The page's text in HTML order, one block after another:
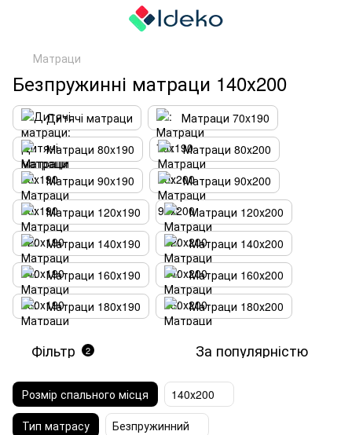
Матраци
Безпружинні матраци 140х200
Дитячі матраци
Матраци 70x190
Матраци 80x190
Матраци 80х200
Матраци 90x190
Матраци 90х200
Матраци 120х190
Матраци 120х200
Матраци 140х190
Матраци 140х200
Матраци 160х190
Матраци 160х200
Матраци 180х190
Матраци 180х200
Фільтр 2 За популярністю
Розмір спального місця
140х200
Тип матрасу
Безпружинний